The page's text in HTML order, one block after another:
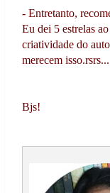
- Entretanto,
Eu dei 5 estrelas
criatividade do
merecem isso.rsrs...
Bjs!